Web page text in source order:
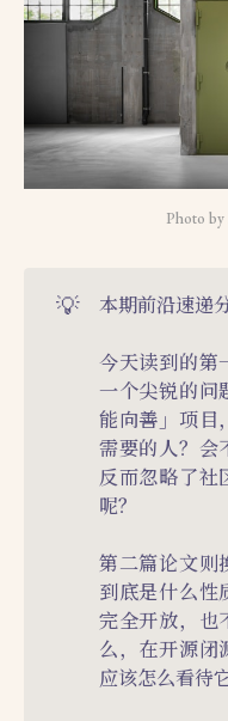
Photo by
💡 本期前沿速递
今天读到的第
一个尖锐的问
能向善」项目
需要的人？会
反而忽略了社
呢？
第二篇论文则
到底是什么性
完全开放，也
么，在开源闭
应该怎么看待